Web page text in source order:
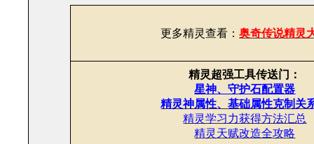
更多精灵查看：奥奇传说精灵
精灵超强工具传送门：
星神、守护石配置器
精灵神属性、基础属性克制关
精灵学习力获得方法汇总
精灵天赋改造全攻略